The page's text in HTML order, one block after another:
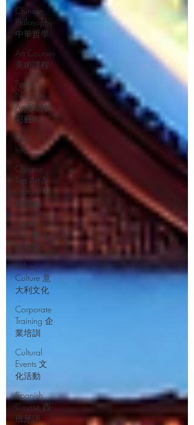
Chinese
Philosophy
中華哲學
Art Courses
美術課程
Pastel
Nagomi
Art 和諧粉
彩藝術
Study Tour
Info
Chinese
Tea Art &
Culture 中
華茶藝
Chinatown
Tour 唐人
街導覽
Italian
Culture 意
大利文化
Corporate
Training 企
業培訓
Cultural
Events 文
化活動
Spanish
Course 西
班牙語